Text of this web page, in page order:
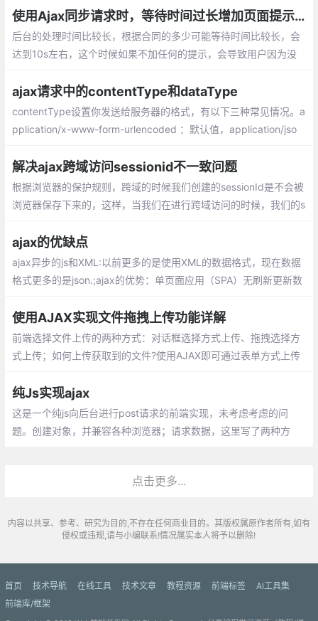
操作。
使用Ajax同步请求时，等待时间过长增加页面提示问题
后台的处理时间比较长，根据合同的多少可能等待时间比较长，会
达到10s左右，这个时候如果不加任何的提示，会导致用户因为没
项目的完善性,这个时候就需要增加一个等待页面进行提示。
ajax请求中的contentType和dataType
contentType设置你发送给服务器的格式，有以下三种常见情况。a
pplication/x-www-form-urlencoded ：默认值，application/jso
解决ajax跨域访问sessionid不一致问题
根据浏览器的保护规则，跨域的时候我们创建的sessionId是不会被
浏览器保存下来的，这样，当我们在进行跨域访问的时候，我们的s
以为是一个新的人
ajax的优缺点
ajax异步的js和XML:以前更多的是使用XML的数据格式，现在数据
格式更多的是json.;ajax的优势：单页面应用（SPA）无刷新更新数
使用AJAX实现文件拖拽上传功能详解
前端选择文件上传的两种方式：对话框选择方式上传、拖拽选择方
式上传；如何上传获取到的文件?使用AJAX即可通过表单方式上传
纯Js实现ajax
这是一个纯js向后台进行post请求的前端实现，未考虑考虑的问
题。创建对象，并兼容各种浏览器；请求数据，这里写了两种方
点击更多...
内容以共享、参考、研究为目的,不存在任何商业目的。其版权属原作者所有,如有
侵权或违规,请与小编联系!情况属实本人将予以删除!
首页 技术导航 在线工具 技术文章 教程资源 前端标签
AI工具集
前端库/框架